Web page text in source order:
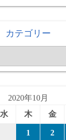
カテゴリー
2020年10月
水 木 金
1 2